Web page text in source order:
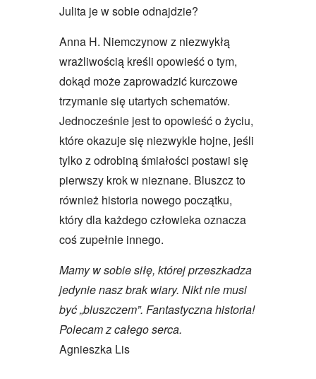
Julita je w sobie odnajdzie?
Anna H. Niemczynow z niezwykłą
wrażliwością kreśli opowieść o tym,
dokąd może zaprowadzić kurczowe
trzymanie się utartych schematów.
Jednocześnie jest to opowieść o życiu,
które okazuje się niezwykle hojne, jeśli
tylko z odrobiną śmiałości postawi się
pierwszy krok w nieznane. Bluszcz to
również historia nowego początku,
który dla każdego człowieka oznacza
coś zupełnie innego.
Mamy w sobie siłę, której przeszkadza
jedynie nasz brak wiary. Nikt nie musi
być „bluszczem”. Fantastyczna historia!
Polecam z całego serca.
Agnieszka Lis